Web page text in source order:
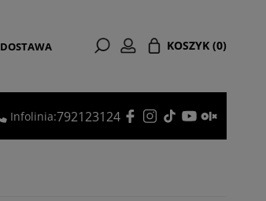
KOSZYK (0)
DOSTAWA
Infolinia:792123124